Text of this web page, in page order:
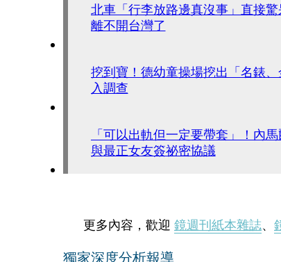
北車「行李放路邊真沒事」直接
離不開台灣了
挖到寶！德幼童操場挖出「名錶
入調查
「可以出軌但一定要帶套」！內
與最正女友簽祕密協議
更多內容，歡迎 鏡週刊紙本雜誌、
獨家深度分析報導